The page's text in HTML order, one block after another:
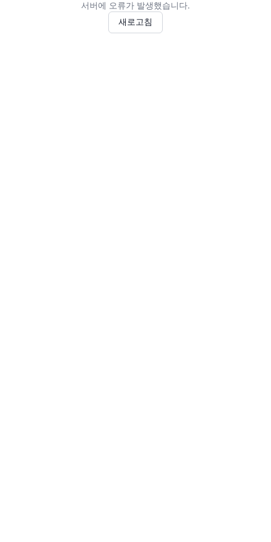
서버에 오류가 발생했습니다.
새로고침